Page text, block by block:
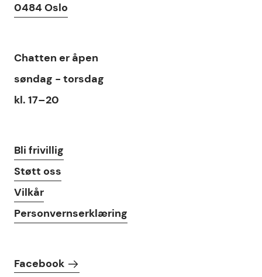
0484 Oslo
Chat
Chatten er åpen
søndag - torsdag
kl. 17–20
Lenker
Bli frivillig
Støtt oss
Vilkår
Personvernserklæring
Følg oss i sosiale medier
Facebook